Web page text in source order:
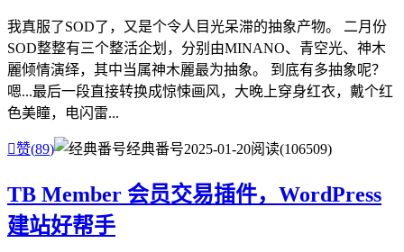
我真服了SOD了，又是个令人目光呆滞的抽象产物。 二月份
SOD整整有三个整活企划，分别由MINANO、青空光、神木
麗倾情演绎，其中当属神木麗最为抽象。 到底有多抽象呢？
嗯...最后一段直接转换成惊悚画风，大晚上穿身红衣，戴个红
色美瞳，电闪雷...
赞(89) 经典番号2025-01-20阅读(106509)
TB Member 会员交易插件，WordPress
建站好帮手